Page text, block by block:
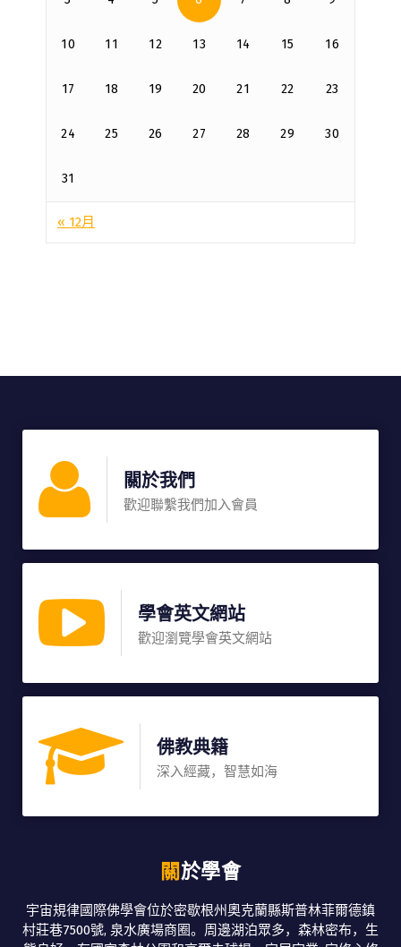
10 11 12 13 14 15 16
17 18 19 20 21 22 23
24 25 26 27 28 29 30
31
« 12月
關於我們
歡迎聯繫我們加入會員
學會英文網站
歡迎瀏覽學會英文網站
佛教典籍
深入經藏，智慧如海
關於學會
宇宙規律國際佛學會位於密歇根州奧克蘭縣斯普林菲爾德鎮
村莊巷7500號, 泉水廣場商圈。周邊湖泊眾多，森林密布，生